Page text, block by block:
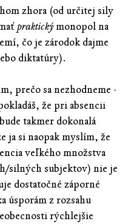
zhora (od určitej sily
praktickýmonopol na
čo je zárodok dajme
diktatúry).
prečo sa nezhodneme -
že pri absencii
takmer dokonalá
ja si naopak myslím, že
veľkého množstva
silných subjektov) nie je
dostatočné záporné
úsporám z rozsahu
rýchlejšie